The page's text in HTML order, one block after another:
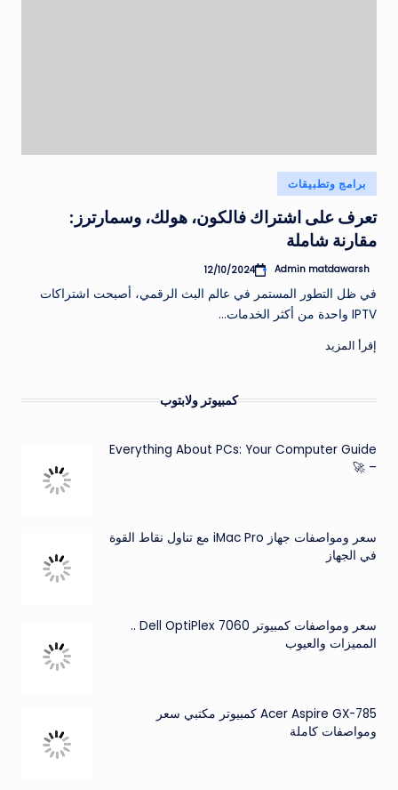
في
برامج وتطبيقات
تعرف على اشتراك فالكون، هولك، وسمارترز:
مقارنة شاملة
تمّ
بواسطة
Admin matdawarsh
12/10/2024
في ظل التطور المستمر في عالم البث الرقمي، أصبحت اشتراكات
IPTV واحدة من أكثر الخدمات…
إقرأ المزيد
كمبيوتر ولابتوب
Everything About PCs: Your Computer Guide
– 🚀
سعر ومواصفات جهاز iMac Pro مع تناول نقاط القوة
في الجهاز
سعر ومواصفات كمبيوتر Dell OptiPlex 7060 ..
المميزات والعيوب
Acer Aspire GX-785 كمبيوتر مكتبي سعر
ومواصفات كاملة